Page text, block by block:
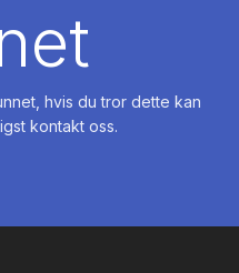
hvis du tror dette kan
kontakt oss.